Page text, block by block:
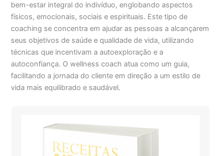
bem-estar integral do indivíduo, englobando aspectos
físicos, emocionais, sociais e espirituais. Este tipo de
coaching se concentra em ajudar as pessoas a alcançarem
seus objetivos de saúde e qualidade de vida, utilizando
técnicas que incentivam a autoexploração e a
autoconfiança. O wellness coach atua como um guia,
facilitando a jornada do cliente em direção a um estilo de
vida mais equilibrado e saudável.